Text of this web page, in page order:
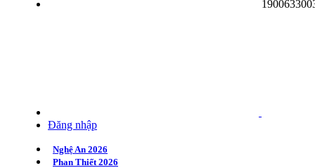
Đăng nhập
Nghệ An 2026
Phan Thiết 2026